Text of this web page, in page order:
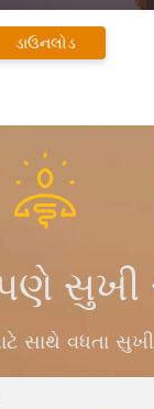
ડાઉનલોડ
સુખી
સાથે વધતા